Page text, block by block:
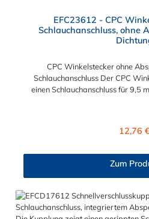
EFC23612 - CPC
Schlauchanschluss, ohne
CPC Winkelstecker ohne
Schlauchanschluss Der CPC
einen Schlauchanschluss für 9,5
Ring, hat ein Maß von ≈ 11 mm. Max. Betriebsdruck: Vakuum
diesen Winkelstecker mit allen
12,76
Zum